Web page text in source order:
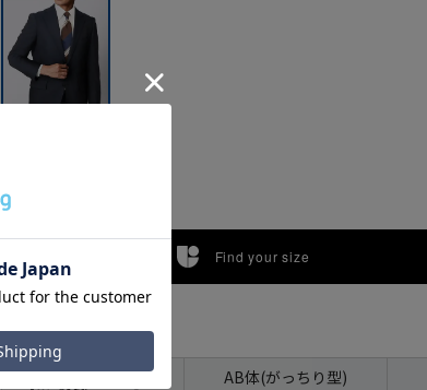
Find your size
サイズ
体型 AB体(がっちり型)